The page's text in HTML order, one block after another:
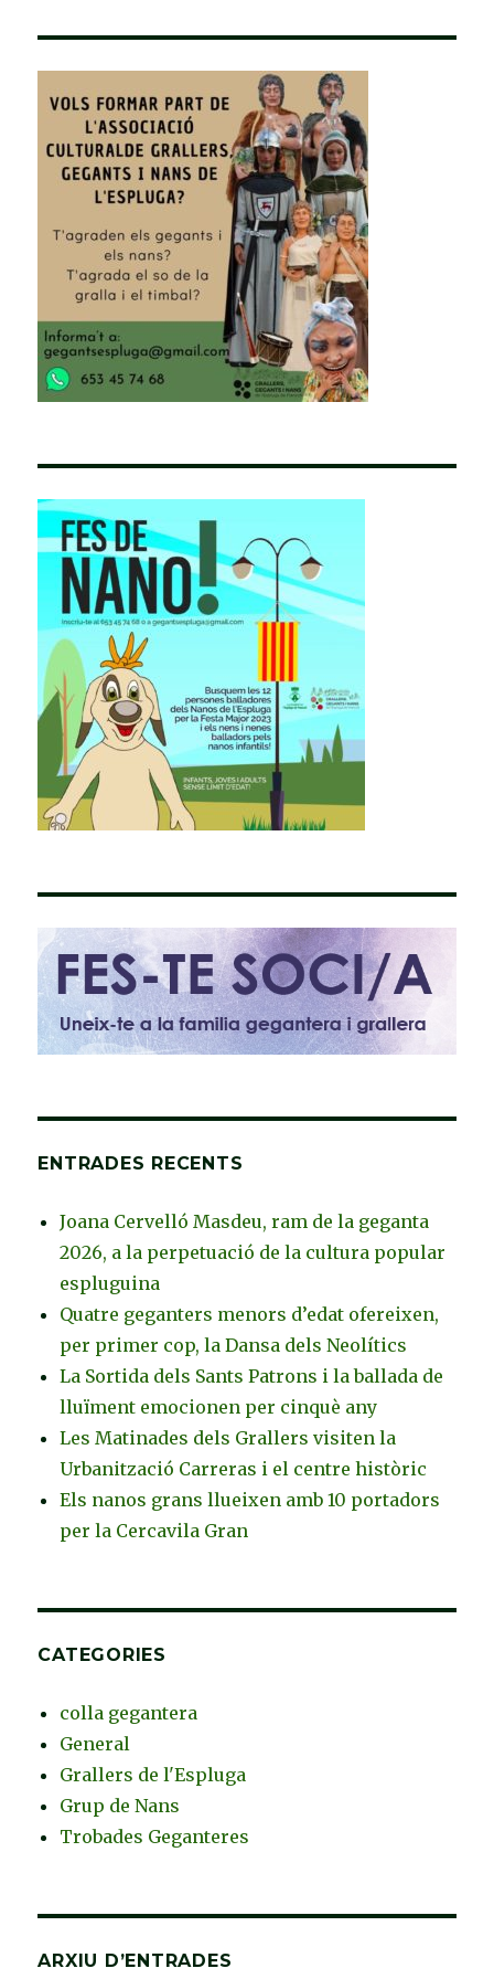
ENTRADES RECENTS
Joana Cervelló Masdeu, ram de la geganta
2026, a la perpetuació de la cultura popular
espluguina
Quatre geganters menors d’edat ofereixen,
per primer cop, la Dansa dels Neolítics
La Sortida dels Sants Patrons i la ballada de
lluïment emocionen per cinquè any
Les Matinades dels Grallers visiten la
Urbanització Carreras i el centre històric
Els nanos grans llueixen amb 10 portadors
per la Cercavila Gran
CATEGORIES
colla gegantera
General
Grallers de l'Espluga
Grup de Nans
Trobades Geganteres
ARXIU D’ENTRADES